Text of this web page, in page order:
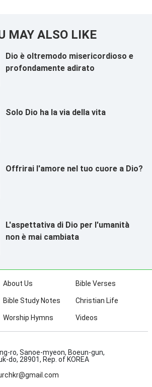
MAY ALSO LIKE
Dio è oltremodo misericordioso e
profondamente adirato
Solo Dio ha la via della vita
Offrirai l'amore nel tuo cuore a Dio?
L'aspettativa di Dio per l'umanità
non è mai cambiata
About Us Bible Verses
Bible Study Notes Christian Life
Worship Hymns Videos
ro, Sanoe-myeon, Boeun-gun,
do, 28901, Rep. of KOREA